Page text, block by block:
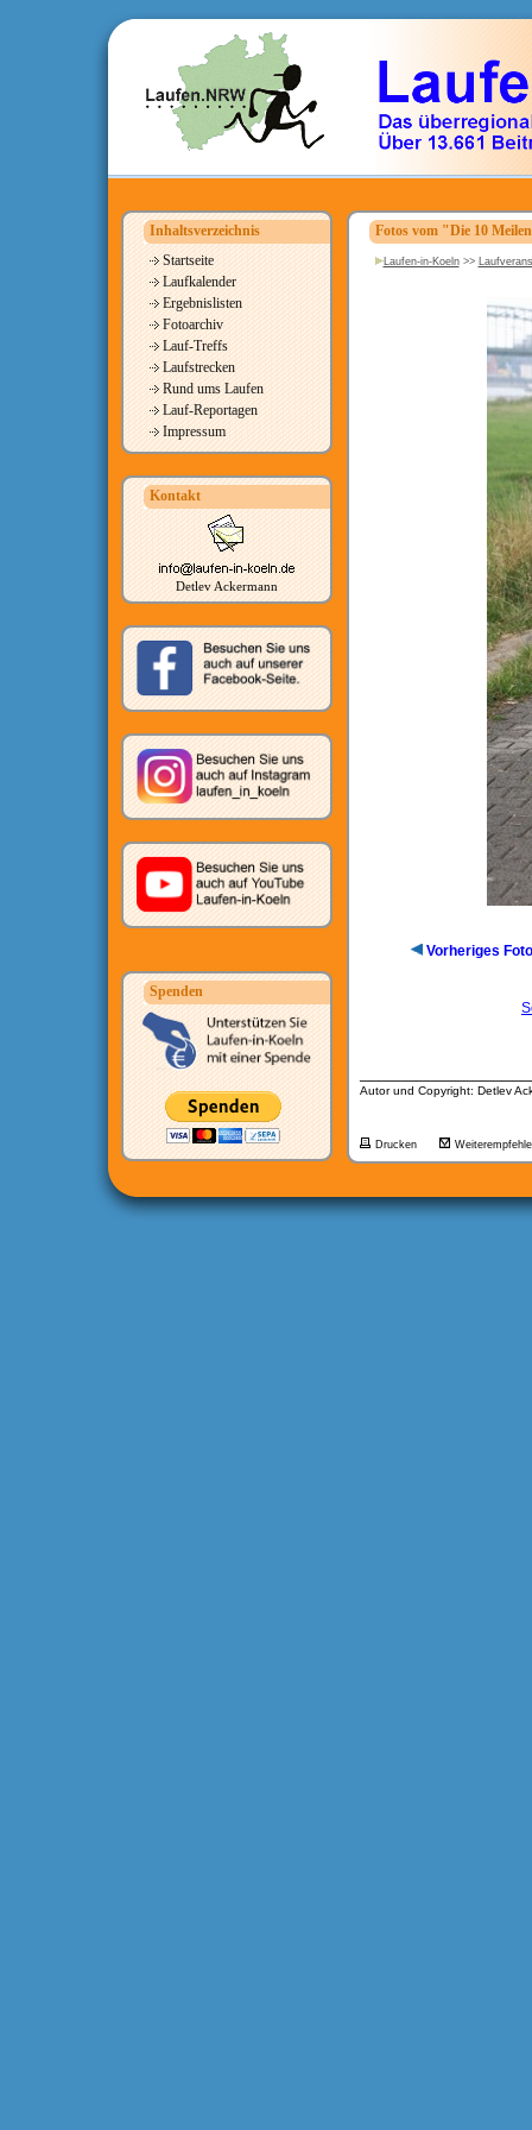
Inhaltsverzeichnis
Startseite
Laufkalender
Ergebnislisten
Fotoarchiv
Lauf-Treffs
Laufstrecken
Rund ums Laufen
Lauf-Reportagen
Impressum
Kontakt
Detlev Ackermann
Spenden
Fotos vom "Die 10
Laufen-in-Koeln>>
Vorheriges Foto
Autor und Copyright: Detlev
Drucken